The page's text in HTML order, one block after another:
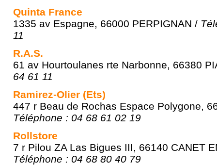
Quinta France
1335 av Espagne, 66000 PERPIGNAN /
11
R.A.S.
61 av Hourtoulanes rte Narbonne, 66380
64 61 11
Ramirez-Olier (Ets)
447 r Beau de Rochas Espace Polygone,
Téléphone : 04 68 61 02 19
Rollstore
7 r Pilou ZA Las Bigues III, 66140 CANET
Téléphone : 04 68 80 40 79